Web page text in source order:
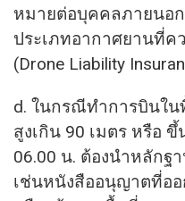
หมายต่อบุคคลภายนอ
ประเภทอากาศยานที่
(Drone Liability
d. ในกรณีทำการบินใ
สูงเกิน 90 เมตร หรือ
06.00 น. ต้องนำหลัก
เช่นหนังสืออนุญาตที่อ